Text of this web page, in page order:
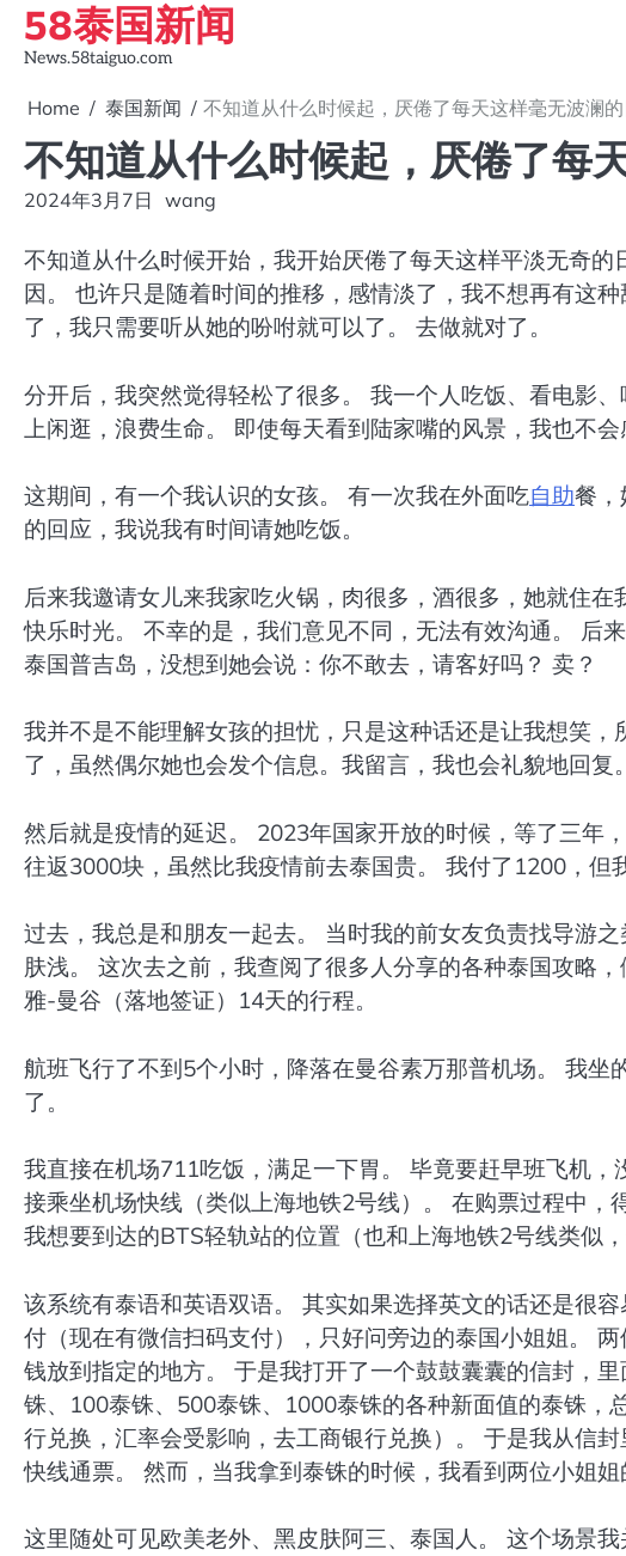
Skip
content
58泰国新闻
News.58taiguo.com
Home 泰国新闻 不知道从什么时候起，厌倦了每天这样毫无波澜
不知道从什么时候起，厌倦了每
2024年3月7日 wang
不知道从什么时候开始，我开始厌倦了每天这样平淡无奇
因。 也许只是随着时间的推移，感情淡了，我不想再有这
了，我只需要听从她的吩咐就可以了。 去做就对了。
分开后，我突然觉得轻松了很多。 我一个人吃饭、看电影
上闲逛，浪费生命。 即使每天看到陆家嘴的风景，我也不
这期间，有一个我认识的女孩。 有一次我在外面吃自助餐，
的回应，我说我有时间请她吃饭。
后来我邀请女儿来我家吃火锅，肉很多，酒很多，她就住
快乐时光。 不幸的是，我们意见不同，无法有效沟通。 后
泰国普吉岛，没想到她会说：你不敢去，请客好吗？ 卖？
我并不是不能理解女孩的担忧，只是这种话还是让我想笑
了，虽然偶尔她也会发个信息。我留言，我也会礼貌地回复。
然后就是疫情的延迟。 2023年国家开放的时候，等了三年
往返3000块，虽然比我疫情前去泰国贵。 我付了1200，但
过去，我总是和朋友一起去。 当时我的前女友负责找导游
肤浅。 这次去之前，我查阅了很多人分享的各种泰国攻略
雅-曼谷（落地签证）14天的行程。
航班飞行了不到5个小时，降落在曼谷素万那普机场。 我
了。
我直接在机场711吃饭，满足一下胃。 毕竟要赶早班飞机
接乘坐机场快线（类似上海地铁2号线）。 在购票过程中，
我想要到达的BTS轻轨站的位置（也和上海地铁2号线类似
该系统有泰语和英语双语。 其实如果选择英文的话还是很
付（现在有微信扫码支付），只好问旁边的泰国小姐姐。
钱放到指定的地方。 于是我打开了一个鼓鼓囊囊的信封，
铢、100泰铢、500泰铢、1000泰铢的各种新面值的泰铢，
行兑换，汇率会受影响，去工商银行兑换）。 于是我从信
快线通票。 然而，当我拿到泰铢的时候，我看到两位小姐姐
这里随处可见欧美老外、黑皮肤阿三、泰国人。 这个场景